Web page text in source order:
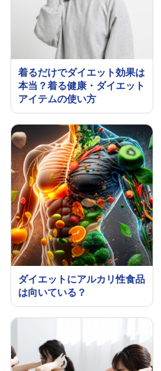
着るだけでダイエット効果は
本当？着る健康・ダイエット
アイテムの使い方
ダイエットにアルカリ性食品
は向いている？